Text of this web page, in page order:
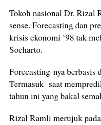
Tokoh nasional Dr. Rizal
sense. Forecasting dan
krisis ekonomi ‘98 tak
Soeharto.
Forecasting-nya berbasis
Termasuk saat
tahun ini yang bakal
Rizal Ramli merujuk